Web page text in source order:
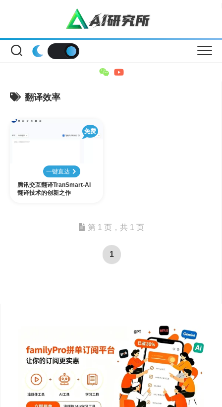
翻译效率
免费
一键直达
腾讯交互翻译TranSmart-AI
翻译技术的创新之作
第 1 页，共 1 页
1